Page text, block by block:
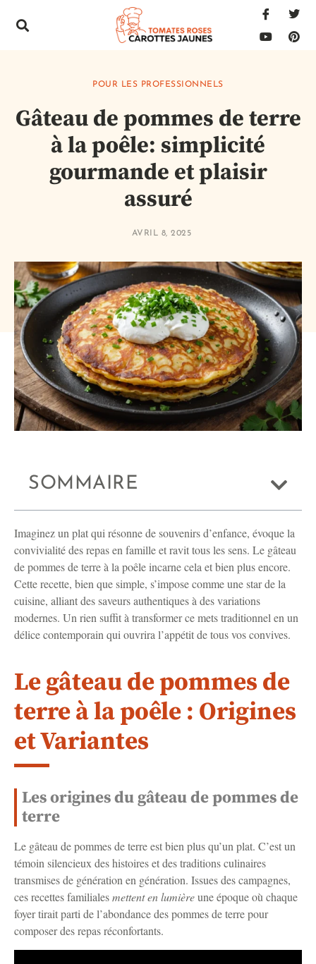
POUR LES PROFESSIONNELS
Gâteau de pommes de terre
à la poêle: simplicité
gourmande et plaisir
assuré
AVRIL 8, 2025
SOMMAIRE
Imaginez un plat qui résonne de souvenirs d’enfance, évoque la
convivialité des repas en famille et ravit tous les sens. Le gâteau
de pommes de terre à la poêle incarne cela et bien plus encore.
Cette recette, bien que simple, s’impose comme une star de la
cuisine, alliant des saveurs authentiques à des variations
modernes. Un rien suffit à transformer ce mets traditionnel en un
délice contemporain qui ouvrira l’appétit de tous vos convives.
Le gâteau de pommes de
terre à la poêle : Origines
et Variantes
Les origines du gâteau de pommes de
terre
Le gâteau de pommes de terre est bien plus qu’un plat. C’est un
témoin silencieux des histoires et des traditions culinaires
transmises de génération en génération. Issues des campagnes,
ces recettes familialesmettent en lumièreune époque où chaque
foyer tirait parti de l’abondance des pommes de terre pour
composer des repas réconfortants.